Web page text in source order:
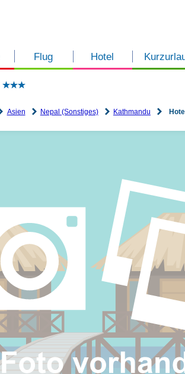
Flug Hotel
Asien Nepal (Sonstiges) Kathmandu